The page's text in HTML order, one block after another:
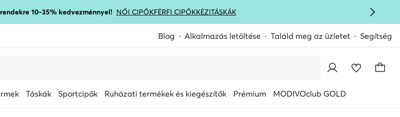
10-35% kedvezménnyel! NŐI CIPŐKFÉRFI CIPŐKKÉZITÁSKÁK
Blog Alkalmazás letöltése Találd meg az üzletet Segítség
Táskák Sportcipők Ruházati termékek és kiegészítők Prémium MODIVOclub GOLD